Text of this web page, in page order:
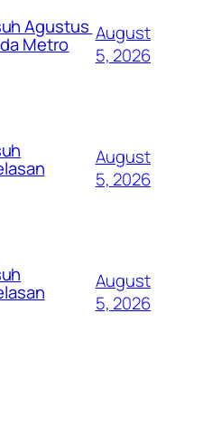
Agustus
Metro
August
5, 2026
August
5, 2026
August
5, 2026